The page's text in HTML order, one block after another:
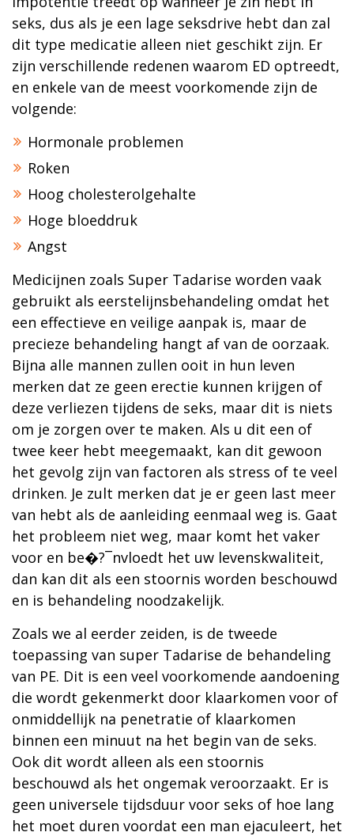
seks, dus als je een lage seksdrive hebt dan zal
dit type medicatie alleen niet geschikt zijn. Er
zijn verschillende redenen waarom ED optreedt,
en enkele van de meest voorkomende zijn de
volgende:
Hormonale problemen
Roken
Hoog cholesterolgehalte
Hoge bloeddruk
Angst
Medicijnen zoals Super Tadarise worden vaak
gebruikt als eerstelijnsbehandeling omdat het
een effectieve en veilige aanpak is, maar de
precieze behandeling hangt af van de oorzaak.
Bijna alle mannen zullen ooit in hun leven
merken dat ze geen erectie kunnen krijgen of
deze verliezen tijdens de seks, maar dit is niets
om je zorgen over te maken. Als u dit een of
twee keer hebt meegemaakt, kan dit gewoon
het gevolg zijn van factoren als stress of te veel
drinken. Je zult merken dat je er geen last meer
van hebt als de aanleiding eenmaal weg is. Gaat
het probleem niet weg, maar komt het vaker
voor en be�?¯nvloedt het uw levenskwaliteit,
dan kan dit als een stoornis worden beschouwd
en is behandeling noodzakelijk.
Zoals we al eerder zeiden, is de tweede
toepassing van super Tadarise de behandeling
van PE. Dit is een veel voorkomende aandoening
die wordt gekenmerkt door klaarkomen voor of
onmiddellijk na penetratie of klaarkomen
binnen een minuut na het begin van de seks.
Ook dit wordt alleen als een stoornis
beschouwd als het ongemak veroorzaakt. Er is
geen universele tijdsduur voor seks of hoe lang
het moet duren voordat een man ejaculeert, het